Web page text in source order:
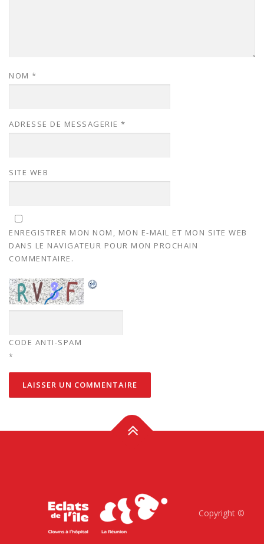
NOM *
ADRESSE DE MESSAGERIE *
SITE WEB
ENREGISTRER MON NOM, MON E-MAIL ET MON SITE WEB
DANS LE NAVIGATEUR POUR MON PROCHAIN
COMMENTAIRE.
CODE ANTI-SPAM
*
Copyright ©